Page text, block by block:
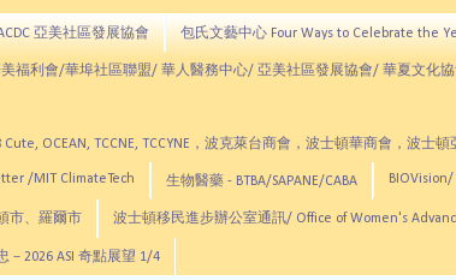
亞美社區發展協會 包氏文藝中心 Four Ways to Celebrate the
福利會/華埠社區聯盟/ 華人醫務中心/ 亞美社區發展協會/ 華夏文化協
Cute, OCEAN, TCCNE, TCCYNE，波克萊台商會，波士頓華商會，波士
/MIT ClimateTech 生物醫藥 - BTBA/SAPANE/CABA
市、羅爾市 波士頓移民進步辦公室通訊/ Office of Women's
－2026 ASI 奇點展望 1/4